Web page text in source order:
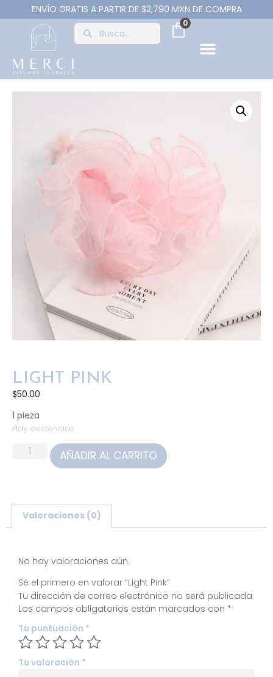
ENVÍO GRATIS A PARTIR DE $2,790 MXN DE COMPRA
0
LIGHT PINK
$50.00
1 pieza
Hay existencias
AÑADIR AL CARRITO
Valoraciones (0)
No hay valoraciones aún.
Sé el primero en valorar “Light Pink”
Tu dirección de correo electrónico no será publicada.
Los campos obligatorios están marcados con *
Tu puntuación *
Tu valoración *